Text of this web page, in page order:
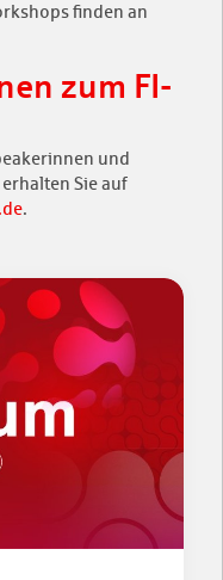
finden an
zum FI-
und
Sie auf
.